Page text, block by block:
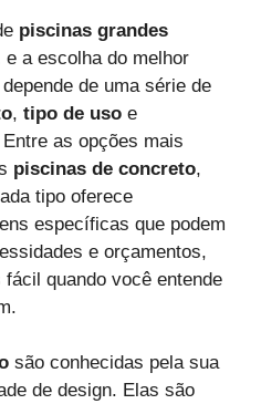
piscinas grandes
a escolha do melhor
de uma série de
, tipo de uso e
Entre as opções mais
piscinas de concreto,
tipo oferece
específicas que podem
e orçamentos,
quando você entende
são conhecidas pela sua
de design. Elas são